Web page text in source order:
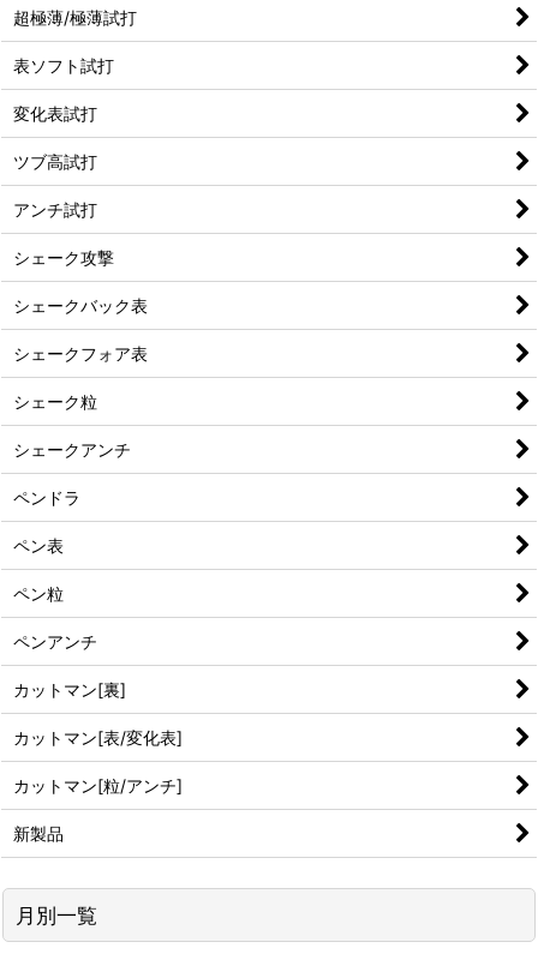
超極薄/極薄試打
表ソフト試打
変化表試打
ツブ高試打
アンチ試打
シェーク攻撃
シェークバック表
シェークフォア表
シェーク粒
シェークアンチ
ペンドラ
ペン表
ペン粒
ペンアンチ
カットマン[裏]
カットマン[表/変化表]
カットマン[粒/アンチ]
新製品
月別一覧